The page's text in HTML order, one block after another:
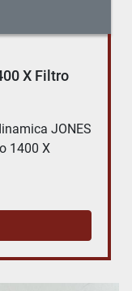
X Filtro
JONES
1400 X